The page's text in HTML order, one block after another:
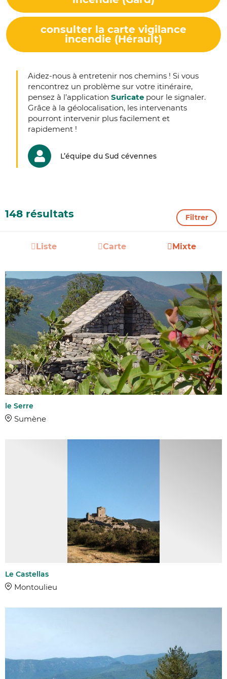
consulter la carte vigilance
incendie (Hérault)
Aidez-nous à entretenir nos chemins ! Si vous
rencontrez un problème sur votre itinéraire,
pensez à l’application Suricate pour le signaler.
Grâce à la géolocalisation, les intervenants
pourront intervenir plus facilement et
rapidement !
L’équipe du Sud cévennes
148 résultats Filtrer
Liste Carte Mixte
le Serre
Sumène
Le Castellas
Montoulieu